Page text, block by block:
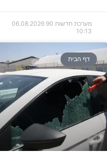
מערכת חדשות 90
06.08.2026
10:13
דף הבית